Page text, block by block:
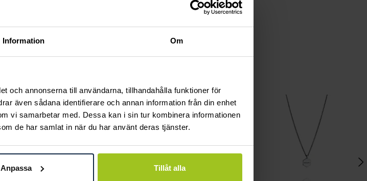
Information Om
och annonserna till användarna, tillhandahålla funktioner för
även sådana identifierare och annan information från din enhet
vi samarbetar med. Dessa kan i sin tur kombinera informationen
de har samlat in när du har använt deras tjänster.
Anpassa Tillåt alla